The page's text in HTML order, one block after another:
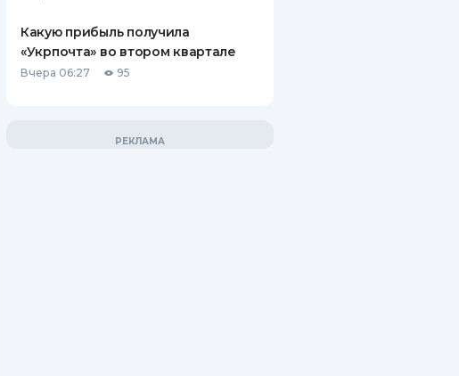
Какую прибыль получила
«Укрпочта» во втором квартале
Вчера 06:27 95